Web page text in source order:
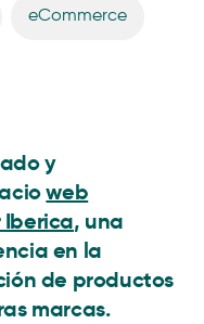
eCommerce
y
web
Iberica, una
en la
de productos
marcas.